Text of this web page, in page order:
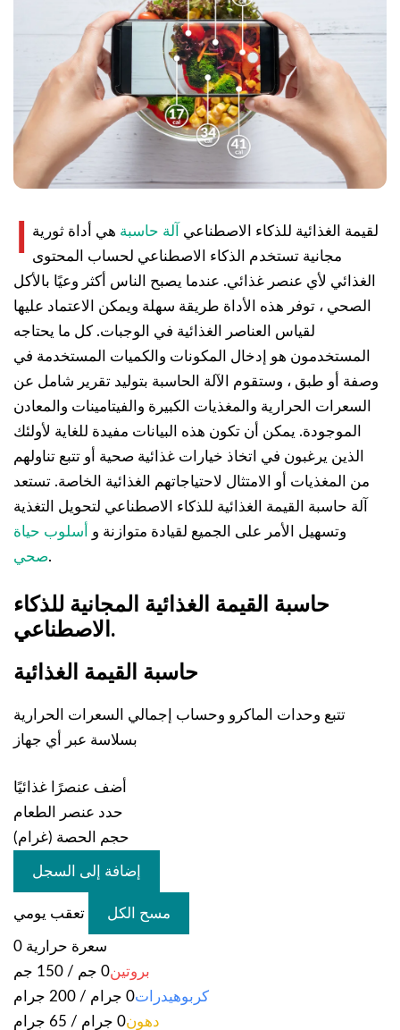
لقيمة الغذائية للذكاء الاصطناعي آلة حاسبة هي أداة ثورية
مجانية تستخدم الذكاء الاصطناعي لحساب المحتوى
الغذائي لأي عنصر غذائي. عندما يصبح الناس أكثر وعيًا بالأكل
الصحي ، توفر هذه الأداة طريقة سهلة ويمكن الاعتماد عليها
لقياس العناصر الغذائية في الوجبات. كل ما يحتاجه
المستخدمون هو إدخال المكونات والكميات المستخدمة في
وصفة أو طبق ، وستقوم الآلة الحاسبة بتوليد تقرير شامل عن
السعرات الحرارية والمغذيات الكبيرة والفيتامينات والمعادن
الموجودة. يمكن أن تكون هذه البيانات مفيدة للغاية لأولئك
الذين يرغبون في اتخاذ خيارات غذائية صحية أو تتبع تناولهم
من المغذيات أو الامتثال لاحتياجاتهم الغذائية الخاصة. تستعد
آلة حاسبة القيمة الغذائية للذكاء الاصطناعي لتحويل التغذية
وتسهيل الأمر على الجميع لقيادة متوازنة و
أسلوب حياة
صحي.
حاسبة القيمة الغذائية المجانية للذكاء
الاصطناعي.
حاسبة القيمة الغذائية
تتبع وحدات الماكرو وحساب إجمالي السعرات الحرارية
بسلاسة عبر أي جهاز
أضف عنصرًا غذائيًا
حدد عنصر الطعام
حجم الحصة (غرام)
إضافة إلى السجل
تعقب يومي مسح الكل
0 سعرة حرارية
بروتين0 جم / 150 جم
كربوهيدرات0 جرام / 200 جرام
دهون0 جرام / 65 جرام